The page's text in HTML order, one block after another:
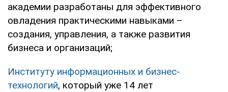
академии разработаны для эффективного
овладения практическими навыками –
создания, управления, а также развития
бизнеса и организаций;
Институту информационных и бизнес-
технологий, который уже 14 лет